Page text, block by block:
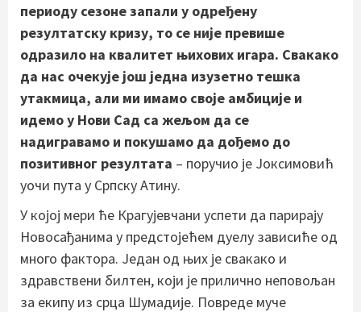
периоду сезоне запали у одређену
резултатску кризу, то се није превише
одразило на квалитет њихових игара. Свакако
да нас очекује још једна изузетно тешка
утакмица, али ми имамо своје амбиције и
идемо у Нови Сад са жељом да се
надигравамо и покушамо да дођемо до
позитивног резултата – поручио је Јоксимовић
уочи пута у Српску Атину.
У којој мери ће Крагујевчани успети да парирају
Новосађанима у предстојећем дуелу зависиће од
много фактора. Један од њих је свакако и
здравствени билтен, који је прилично неповољан
за екипу из срца Шумадије. Повреде муче